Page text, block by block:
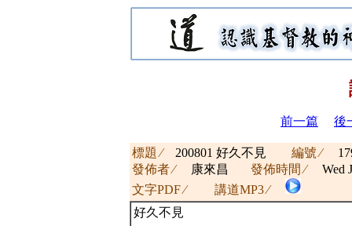
前一篇 後
標題 ∕200801 好久不見 編號 ∕
發佈者 ∕
康來昌 發佈時間 ∕
Wed
文字PDF ∕
講道MP3 ∕
好久不見